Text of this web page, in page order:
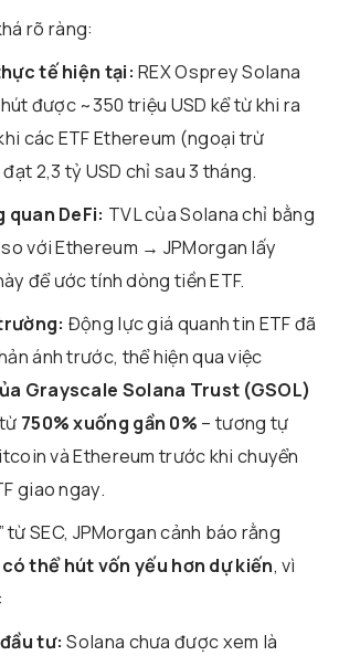
rõ ràng:
tế hiện tại: REX Osprey Solana
được ~350 triệu USD kể từ khi ra
các ETF Ethereum (ngoại trừ
2,3 tỷ USD chỉ sau 3 tháng.
quan DeFi: TVL của Solana chỉ bằng
so với Ethereum → JPMorgan lấy
để ước tính dòng tiền ETF.
Động lực giá quanh tin ETF đã
ánh trước, thể hiện qua việc
Grayscale Solana Trust (GSOL)
750% xuống gần 0% – tương tự
và Ethereum trước khi chuyển
giao ngay.
từ SEC, JPMorgan cảnh báo rằng
thể hút vốn yếu hơn dự kiến, vì
tư: Solana chưa được xem là